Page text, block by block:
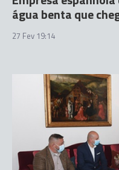
água benta que
27 Fev 19:14